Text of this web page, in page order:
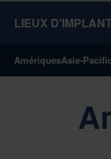
LIEUX
AmériquesAsie-